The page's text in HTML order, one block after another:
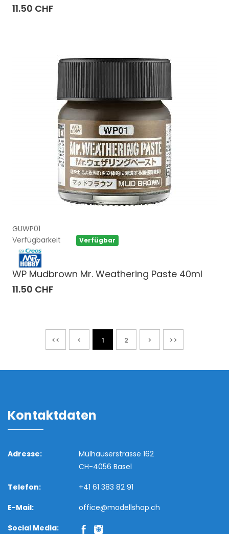
11.50 CHF
GUWP01
Verfügbarkeit
Verfügbar
WP Mudbrown Mr. Weathering Paste 40ml
11.50 CHF
<< < 1 2 > >>
Kontaktdaten
Adresse:
Mülhauserstrasse 162
CH-4056 Basel
Telefon:
+41 61 383 82 91
E-Mail:
office@modellshop.ch
Social Media: